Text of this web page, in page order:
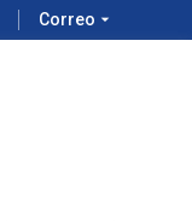
Correo arrow_drop_down